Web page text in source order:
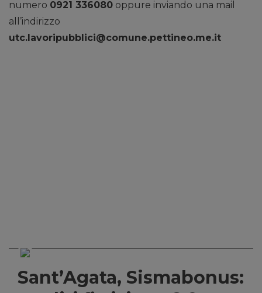
numero 0921 336080 oppure inviando una mail
all’indirizzo
utc.lavoripubblici@comune.pettineo.me.it
Sant’Agata, Sismabonus: